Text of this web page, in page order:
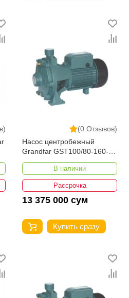
(0 Отзывов)
Насос центробежный
Grandfar GST100/80-160-
220
В наличии
Рассрочка
13 375 000 сум
Купить сразу